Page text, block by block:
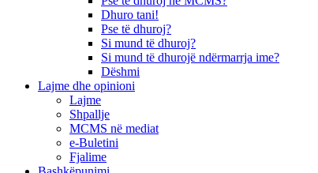
Dhuro tani!
Pse të dhuroj?
Si mund të dhuroj?
Si mund të dhurojë ndërmarrja ime?
Dëshmi
Lajme dhe opinioni
Lajme
Shpallje
MCMS në mediat
e-Buletini
Fjalime